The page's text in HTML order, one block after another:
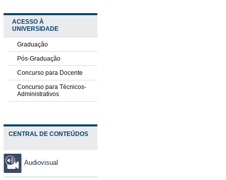
ACESSO À
UNIVERSIDADE
Graduação
Pós-Graduação
Concurso para Docente
Concurso para Técnicos-
Administrativos
CENTRAL DE CONTEÚDOS
Audiovisual